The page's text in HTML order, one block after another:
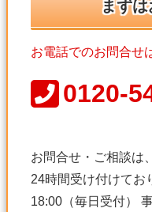
まず
お電話でのお問合せ
0120-
お問合せ・ご相談は
24時間受け付けてお
18:00（毎日受付）